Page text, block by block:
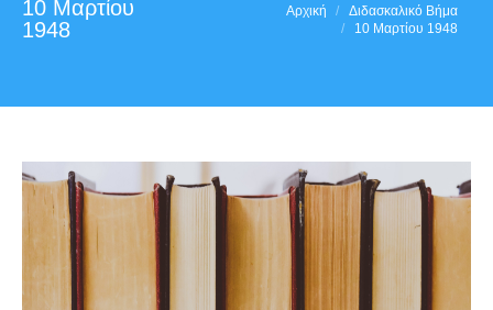
10 Μαρτίου
1948
Αρχική
Διδασκαλικό Βήμα
10 Μαρτίου 1948